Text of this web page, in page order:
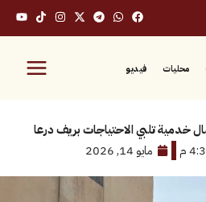
فيديو
الاحتياجات بريف درعا
2026